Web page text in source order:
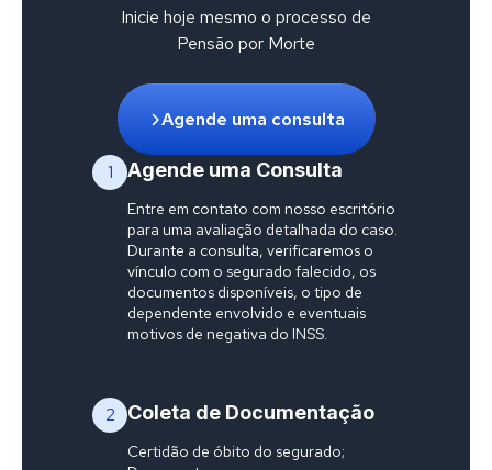
Inicie hoje mesmo o processo de
Pensão por Morte
Agende uma consulta
1 Agende uma Consulta
Entre em contato com nosso escritório
para uma avaliação detalhada do caso.
Durante a consulta, verificaremos o
vínculo com o segurado falecido, os
documentos disponíveis, o tipo de
dependente envolvido e eventuais
motivos de negativa do INSS.
2 Coleta de Documentação
Certidão de óbito do segurado;